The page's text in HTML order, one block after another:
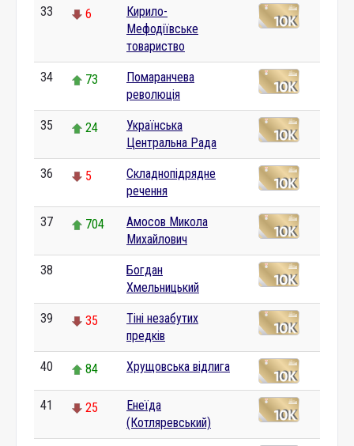
33 6
Кирило-
Мефодіївське
товариство
34 73
Помаранчева
революція
35 24
Українська
Центральна Рада
36 5
Складнопідрядне
речення
37 704
Амосов Микола
Михайлович
38
Богдан
Хмельницький
39 35
Тіні незабутих
предків
40 84 Хрущовська відлига
41 25
Енеїда
(Котляревський)